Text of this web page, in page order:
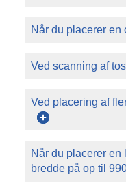
Når du placerer en
Ved scanning af
Ved placering af
Når du placerer
bredde på op til